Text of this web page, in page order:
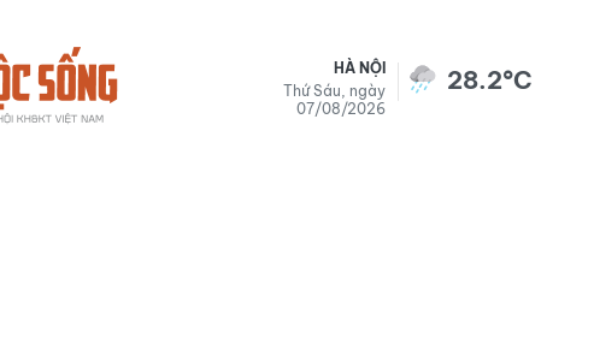
HÀ NỘI
Thứ Sáu, ngày
07/08/2026
28.2°C